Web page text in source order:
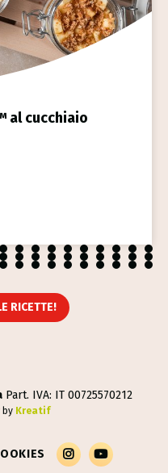
al cucchiaio
12 13 14 15 16 17 18 19 20 21
33 34 35 36 37 38 39 40 41 42
54 55 56 57 58 59 60 61 62 63
RICETTE!
Part. IVA: IT 00725570212
by Kreatif
Esplora Il Profilo Instagram Di Melambrosia
Guarda I Contenuti Video Sul Canale YouTube